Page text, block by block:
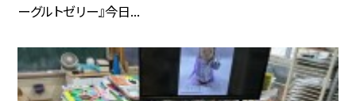
ーグルトゼリー』今日...